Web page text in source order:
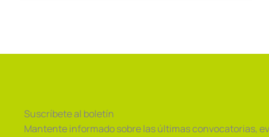
Suscríbete al boletín
Mantente informado sobre las últimas convocatorias,